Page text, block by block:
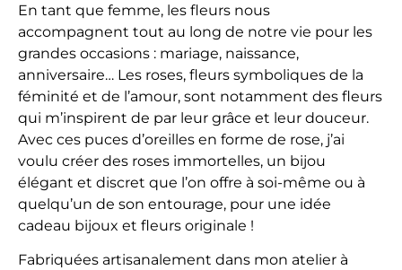
En tant que femme, les fleurs nous
accompagnent tout au long de notre vie pour les
grandes occasions : mariage, naissance,
anniversaire… Les roses, fleurs symboliques de la
féminité et de l’amour, sont notamment des fleurs
qui m’inspirent de par leur grâce et leur douceur.
Avec ces puces d’oreilles en forme de rose, j’ai
voulu créer des roses immortelles, un bijou
élégant et discret que l’on offre à soi-même ou à
quelqu’un de son entourage, pour une idée
cadeau bijoux et fleurs originale !
Fabriquées artisanalement dans mon atelier à